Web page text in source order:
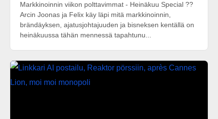
Markkinoinnin viikon polttavimmat - Heinäkuu Special ??
Arcin Joonas ja Felix käy läpi mitä markkinoinnin,
brändäyksen, ajatusjohtajuuden ja bisneksen kentällä on
heinäkuussa tähän mennessä tapahtunu...